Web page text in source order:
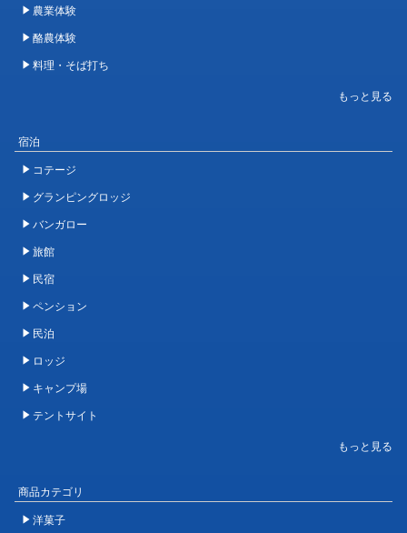
農業体験
酪農体験
料理・そば打ち
宿泊
コテージ
グランピングロッジ
バンガロー
旅館
民宿
ペンション
民泊
ロッジ
キャンプ場
テントサイト
商品カテゴリ
洋菓子